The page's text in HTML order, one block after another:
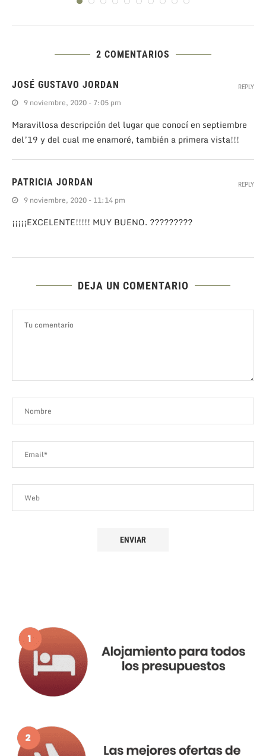
2 COMENTARIOS
JOSÉ GUSTAVO JORDAN
9 noviembre, 2020 - 7:05 pm
Maravillosa descripción del lugar que conocí en septiembre
del’19 y del cual me enamoré, también a primera vista!!!
REPLY
PATRICIA JORDAN
9 noviembre, 2020 - 11:14 pm
¡¡¡¡¡EXCELENTE!!!!! MUY BUENO. ?????????
REPLY
DEJA UN COMENTARIO